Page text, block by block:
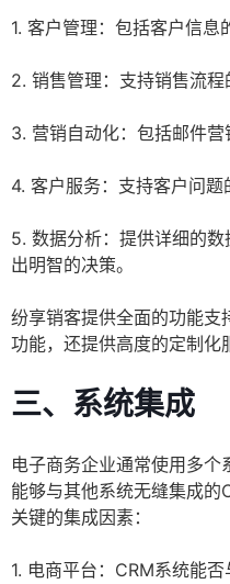
1. 客户管理：包括客户信息
2. 销售管理：支持销售流程
3. 营销自动化：包括邮件营
4. 客户服务：支持客户问题
5. 数据分析：提供详细的
出明智的决策。
纷享销客提供全面的功能支
功能，还提供高度的定制化
三、系统集成
电子商务企业通常使用多
能够与其他系统无缝集成
关键的集成因素：
1. 电商平台：CRM系统能